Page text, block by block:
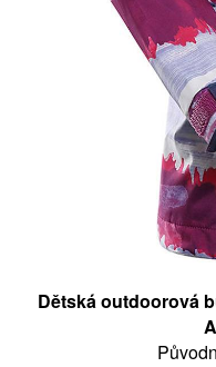
Dětská outdoorová